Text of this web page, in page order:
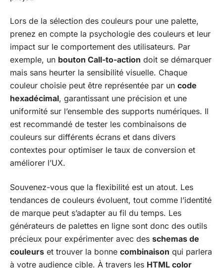
Lors de la sélection des couleurs pour une palette,
prenez en compte la psychologie des couleurs et leur
impact sur le comportement des utilisateurs. Par
exemple, un bouton Call-to-action doit se démarquer
mais sans heurter la sensibilité visuelle. Chaque
couleur choisie peut être représentée par un code
hexadécimal, garantissant une précision et une
uniformité sur l’ensemble des supports numériques. Il
est recommandé de tester les combinaisons de
couleurs sur différents écrans et dans divers
contextes pour optimiser le taux de conversion et
améliorer l’UX.
Souvenez-vous que la flexibilité est un atout. Les
tendances de couleurs évoluent, tout comme l’identité
de marque peut s’adapter au fil du temps. Les
générateurs de palettes en ligne sont donc des outils
précieux pour expérimenter avec des schemas de
couleurs et trouver la bonne combinaison qui parlera
à votre audience cible. À travers les HTML color